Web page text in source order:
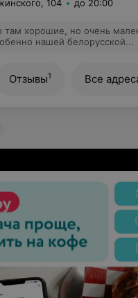
104 до 20:00
там хорошие, но очень
нашей белорусской...
Отзывы1 Все